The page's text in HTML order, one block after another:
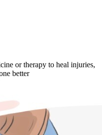
or therapy to heal injuries,
better